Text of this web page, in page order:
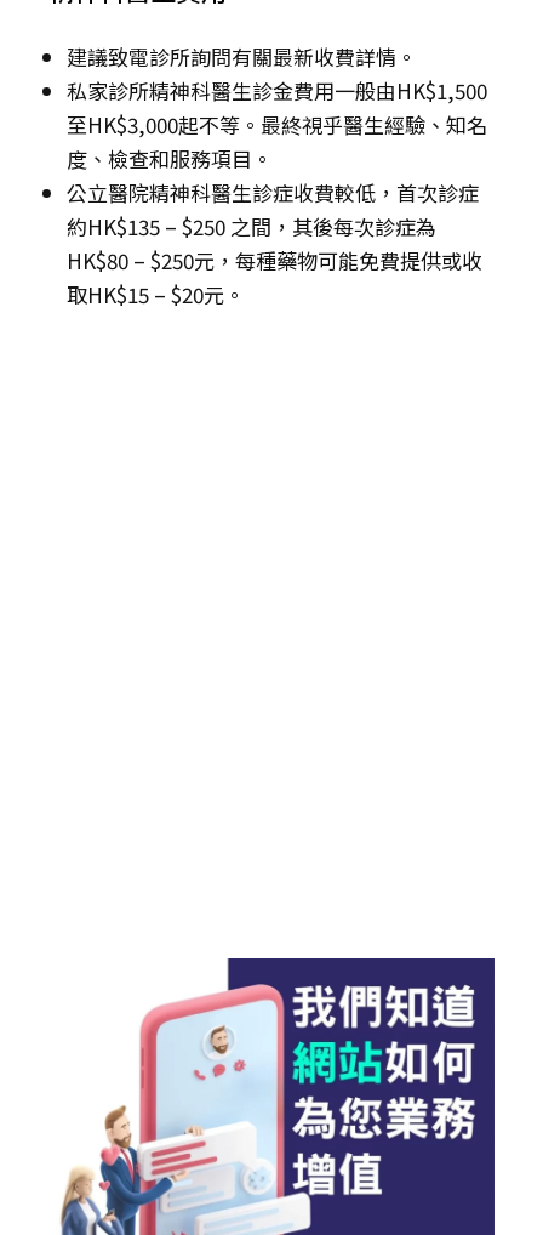
建議致電診所詢問有關最新收費詳情。
私家診所精神科醫生診金費用一般由HK$1,500
至HK$3,000起不等。最終視乎醫生經驗、知名
度、檢查和服務項目。
公立醫院精神科醫生診症收費較低，首次診症
約HK$135 – $250 之間，其後每次診症為
HK$80 – $250元，每種藥物可能免費提供或收
取HK$15 – $20元。